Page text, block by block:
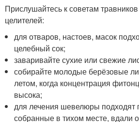
Прислушайтесь к советам
целителей:
для отваров, настоев, масок
целебный сок;
заваривайте сухие или свежие
собирайте молодые берёзовые
летом, когда концентрация
высока;
для лечения шевелюры подходят
собранные в тихом месте, вдали